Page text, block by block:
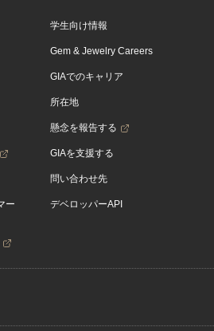
ー
学生向け情報
Gem & Jewelry Careers
GIAでのキャリア
所在地
懸念を報告する
GIAを支援する
問い合わせ先
デベロッパーAPI